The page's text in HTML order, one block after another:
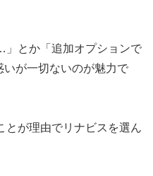
」とか「追加オプションで
が一切ないのが魅力で
とが理由でリナビスを選ん